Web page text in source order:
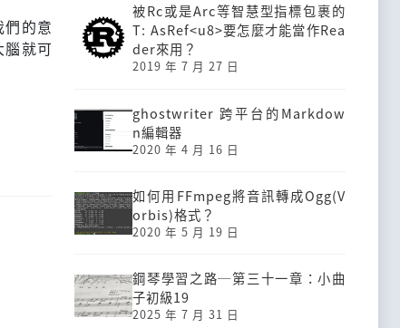
的意
就可
被Rc或是Arc等智慧型指標包裹的
T: AsRef<u8>要怎麼才能當作Rea
der來用？
2019 年 7 月 27 日
ghostwriter 跨平台的Markdow
n編輯器
2020 年 4 月 16 日
如何用FFmpeg將音訊轉成Ogg(V
orbis)格式？
2020 年 5 月 19 日
鋼琴學習之路─第三十一章：小曲
子初級19
2025 年 7 月 31 日